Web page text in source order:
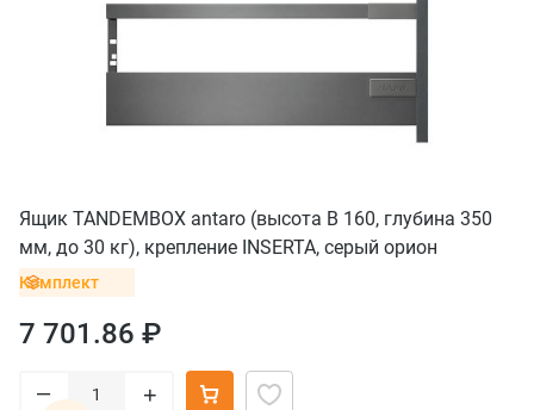
Ящик TANDEMBOX antaro (высота B 160, глубина 350
мм, до 30 кг), крепление INSERTA, серый орион
Комплект
7 701.86 ₽
– +